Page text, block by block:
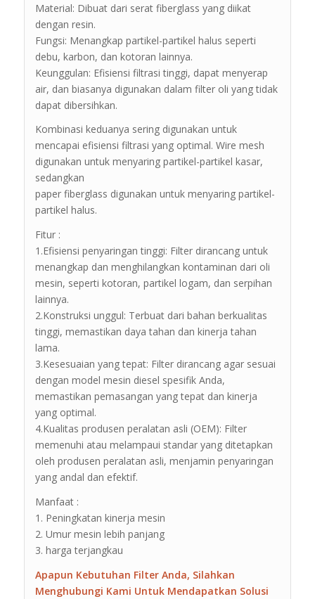
Material: Dibuat dari serat fiberglass yang diikat
dengan resin.
Fungsi: Menangkap partikel-partikel halus seperti
debu, karbon, dan kotoran lainnya.
Keunggulan: Efisiensi filtrasi tinggi, dapat menyerap
air, dan biasanya digunakan dalam filter oli yang tidak
dapat dibersihkan.
Kombinasi keduanya sering digunakan untuk
mencapai efisiensi filtrasi yang optimal. Wire mesh
digunakan untuk menyaring partikel-partikel kasar,
sedangkan
paper fiberglass digunakan untuk menyaring partikel-
partikel halus.
Fitur :
1.Efisiensi penyaringan tinggi: Filter dirancang untuk
menangkap dan menghilangkan kontaminan dari oli
mesin, seperti kotoran, partikel logam, dan serpihan
lainnya.
2.Konstruksi unggul: Terbuat dari bahan berkualitas
tinggi, memastikan daya tahan dan kinerja tahan
lama.
3.Kesesuaian yang tepat: Filter dirancang agar sesuai
dengan model mesin diesel spesifik Anda,
memastikan pemasangan yang tepat dan kinerja
yang optimal.
4.Kualitas produsen peralatan asli (OEM): Filter
memenuhi atau melampaui standar yang ditetapkan
oleh produsen peralatan asli, menjamin penyaringan
yang andal dan efektif.
Manfaat :
1. Peningkatan kinerja mesin
2. Umur mesin lebih panjang
3. harga terjangkau
Apapun Kebutuhan Filter Anda, Silahkan
Menghubungi Kami Untuk Mendapatkan Solusi